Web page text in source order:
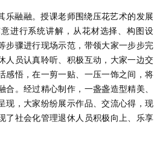
乐融融。授课老师围绕压花艺术的发展
进行系统讲解，从花材选择、构图设
步骤进行现场示范，带领大家一步步完
人员认真聆听、积极互动，大家一边交
感悟，在一剪一贴、一压一饰之间，将
合。经过精心制作，一盏盏造型精美、
现，大家纷纷展示作品、交流心得，现
了社会化管理退休人员积极向上、乐享